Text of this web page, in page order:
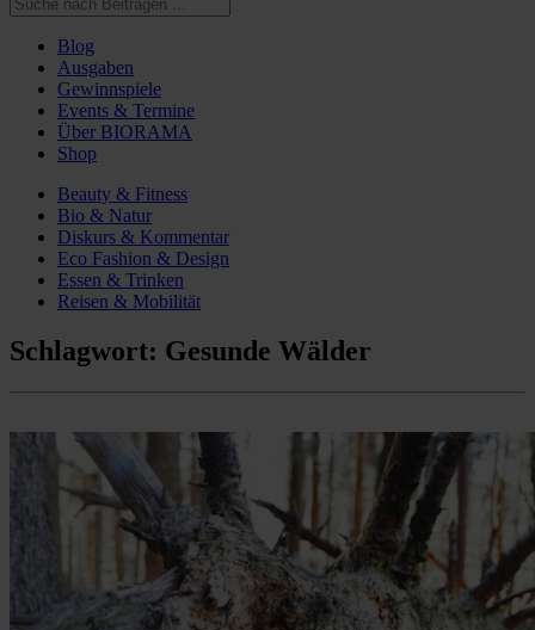
Blog
Ausgaben
Gewinnspiele
Events & Termine
Über BIORAMA
Shop
Beauty & Fitness
Bio & Natur
Diskurs & Kommentar
Eco Fashion & Design
Essen & Trinken
Reisen & Mobilität
Schlagwort: Gesunde Wälder